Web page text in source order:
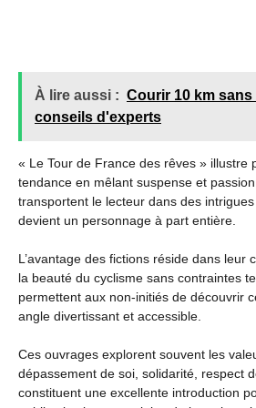
À lire aussi : Courir 10 km
conseils d'experts
« Le Tour de France des rêves » illustre
tendance en mêlant suspense et
transportent le lecteur dans des
devient un personnage à part entière.
L’avantage des fictions réside dans leur
la beauté du cyclisme sans contraintes
permettent aux non-initiés de découvrir
angle divertissant et accessible.
Ces ouvrages explorent souvent les
dépassement de soi, solidarité, respect
constituent une excellente introduction